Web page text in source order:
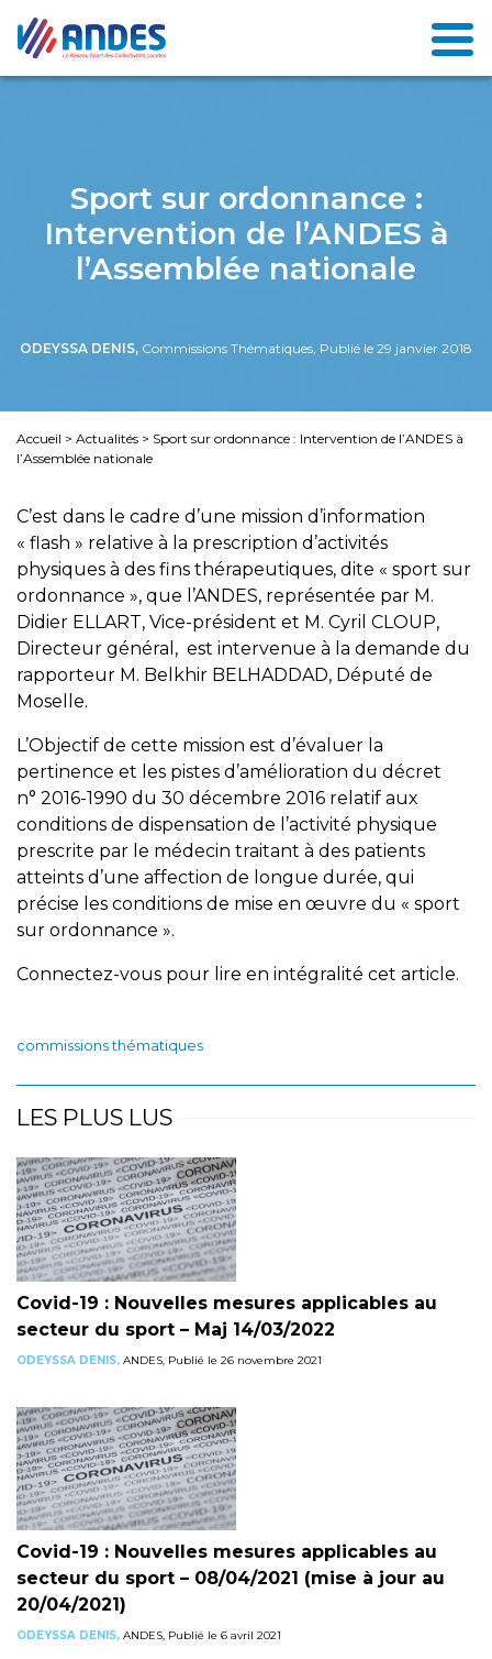
Sport sur ordonnance :
Intervention de l’ANDES à
l’Assemblée nationale
ODEYSSA DENIS, Commissions Thématiques, Publié le 29 janvier 2018
Accueil > Actualités > Sport sur ordonnance : Intervention de l’ANDES à
l’Assemblée nationale
C’est dans le cadre d’une mission d’information
« flash » relative à la prescription d’activités
physiques à des fins thérapeutiques, dite « sport sur
ordonnance », que l’ANDES, représentée par M.
Didier ELLART, Vice-président et M. Cyril CLOUP,
Directeur général, est intervenue à la demande du
rapporteur M. Belkhir BELHADDAD, Député de
Moselle.
L’Objectif de cette mission est d’évaluer la
pertinence et les pistes d’amélioration du décret
n° 2016-1990 du 30 décembre 2016 relatif aux
conditions de dispensation de l’activité physique
prescrite par le médecin traitant à des patients
atteints d’une affection de longue durée, qui
précise les conditions de mise en œuvre du « sport
sur ordonnance ».
Connectez-vous pour lire en intégralité cet article.
commissions thématiques
LES PLUS LUS
Covid-19 : Nouvelles mesures applicables au
secteur du sport – Maj 14/03/2022
ODEYSSA DENIS, ANDES, Publié le 26 novembre 2021
Covid-19 : Nouvelles mesures applicables au
secteur du sport – 08/04/2021 (mise à jour au
20/04/2021)
ODEYSSA DENIS, ANDES, Publié le 6 avril 2021